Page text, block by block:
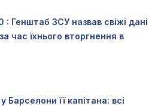
: Генштаб ЗСУ назвав свіжі дані
час їхнього вторгнення в
Барселони її капітана: всі